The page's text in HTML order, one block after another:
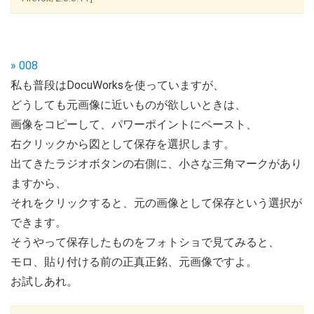
» 008
私も普段はDocuWorksを使っていますが、
どうしても元画像に近いものが欲しいときは、
画像をコピーして、パワーポイントにペースト、
右クリックから図として保存を選択します。
出てきたラジオボタンの右側に、小さな三角マークがあり
ますから、
それをクリックすると、元の画像として保存という選択が
できます。
そうやって保存したものをフォトショで見てみると、
モロ、貼り付ける前の正真正銘、元画像ですよ。
お試しあれ。